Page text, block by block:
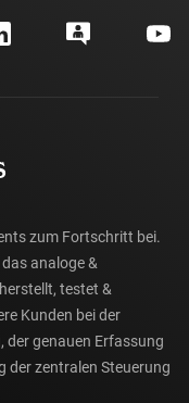
zum Fortschritt bei.
analoge &
testet &
Kunden bei der
genauen Erfassung
der zentralen Steuerung